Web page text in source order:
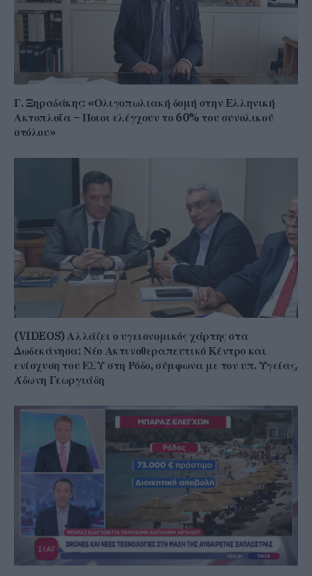
Γ. Ξηραδάκης: «Ολιγοπωλιακή δομή στην Ελληνική
Ακτοπλοΐα – Ποιοι ελέγχουν το 60% του συνολικού
στόλου»
(VIDEOS) Αλλάζει ο υγειονομικός χάρτης στα
Δωδεκάνησα: Νέο Ακτινοθεραπευτικό Κέντρο και
ενίσχυση του ΕΣΥ στη Ρόδο, σύμφωνα με τον υπ. Υγείας,
Άδωνη Γεωργιάδη